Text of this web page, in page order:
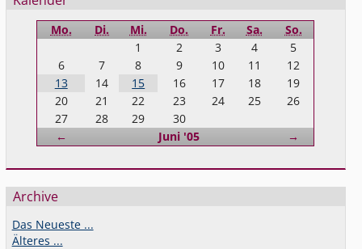
Mo. Di. Mi. Do. Fr. Sa. So.
← Juni '05 Vorwärts
→
1 2 3 4
5
6
7 8 9 10 11
12
13
14 15 16 17 18
19
20
21 22 23 24 25
26
27
28 29 30
Archive
Das Neueste ...
Älteres ...